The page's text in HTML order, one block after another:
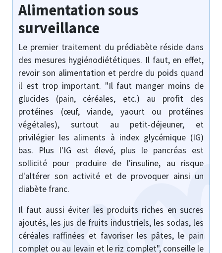
Alimentation sous
surveillance
Le premier traitement du prédiabète réside dans
des mesures hygiénodiététiques. Il faut, en effet,
revoir son alimentation et perdre du poids quand
il est trop important. "Il faut manger moins de
glucides (pain, céréales, etc.) au profit des
protéines (œuf, viande, yaourt ou protéines
végétales), surtout au petit-déjeuner, et
privilégier les aliments à index glycémique (IG)
bas. Plus l'IG est élevé, plus le pancréas est
sollicité pour produire de l'insuline, au risque
d'altérer son activité et de provoquer ainsi un
diabète franc.
Il faut aussi éviter les produits riches en sucres
ajoutés, les jus de fruits industriels, les sodas, les
céréales raffinées et favoriser les pâtes, le pain
complet ou au levain et le riz complet", conseille le